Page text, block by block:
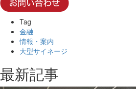
Tag
金融
情報・案内
大型サイネージ
最新記事